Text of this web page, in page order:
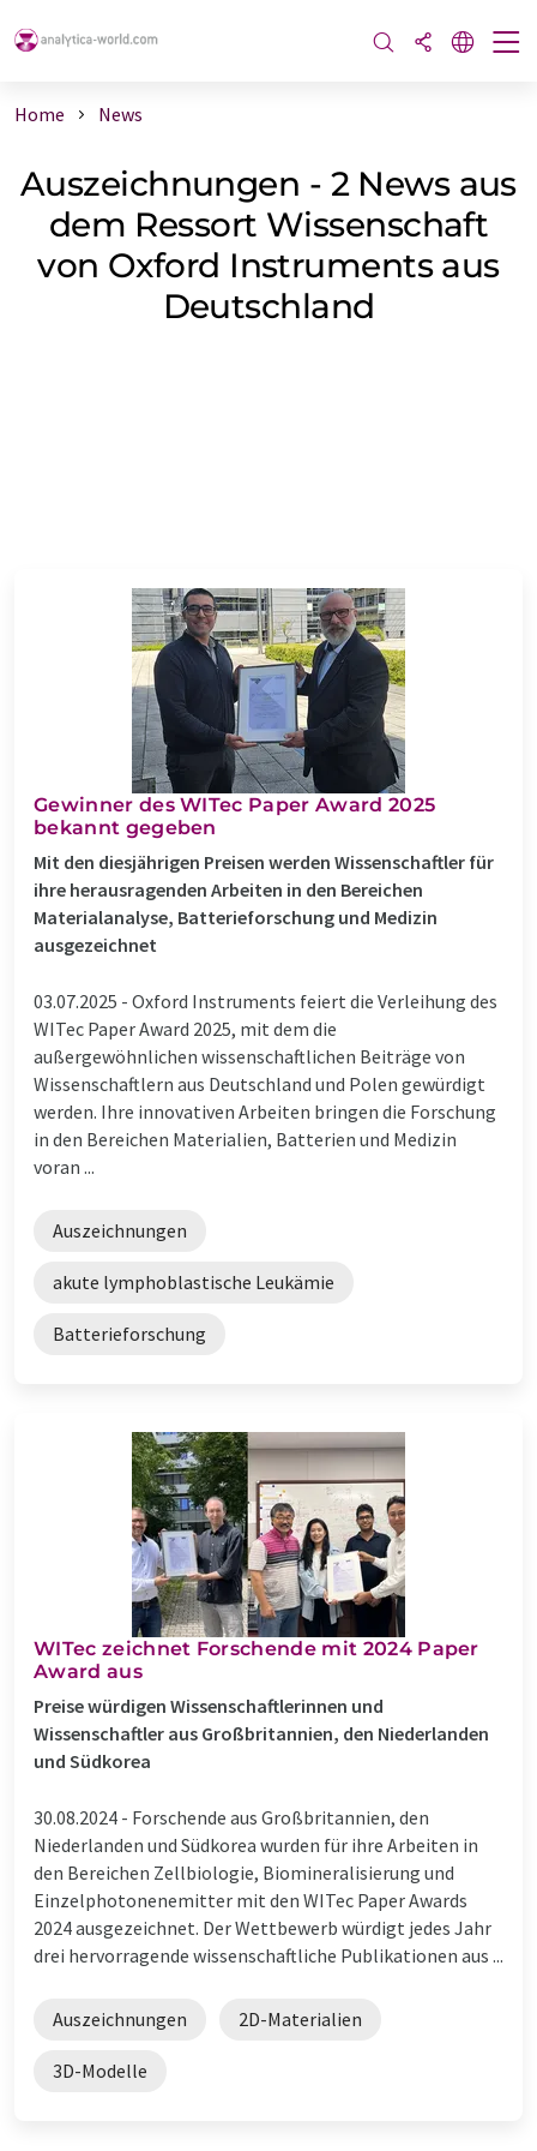
Home News
Auszeichnungen - 2 News aus
dem Ressort Wissenschaft
von Oxford Instruments aus
Deutschland
Gewinner des WITec Paper Award 2025
bekannt gegeben
Mit den diesjährigen Preisen werden Wissenschaftler für
ihre herausragenden Arbeiten in den Bereichen
Materialanalyse, Batterieforschung und Medizin
ausgezeichnet
03.07.2025 - Oxford Instruments feiert die Verleihung des
WITec Paper Award 2025, mit dem die
außergewöhnlichen wissenschaftlichen Beiträge von
Wissenschaftlern aus Deutschland und Polen gewürdigt
werden. Ihre innovativen Arbeiten bringen die Forschung
in den Bereichen Materialien, Batterien und Medizin
voran ...
Auszeichnungen
akute lymphoblastische Leukämie
Batterieforschung
WITec zeichnet Forschende mit 2024 Paper
Award aus
Preise würdigen Wissenschaftlerinnen und
Wissenschaftler aus Großbritannien, den Niederlanden
und Südkorea
30.08.2024 - Forschende aus Großbritannien, den
Niederlanden und Südkorea wurden für ihre Arbeiten in
den Bereichen Zellbiologie, Biomineralisierung und
Einzelphotonenemitter mit den WITec Paper Awards
2024 ausgezeichnet. Der Wettbewerb würdigt jedes Jahr
drei hervorragende wissenschaftliche Publikationen aus ...
Auszeichnungen 2D-Materialien
3D-Modelle